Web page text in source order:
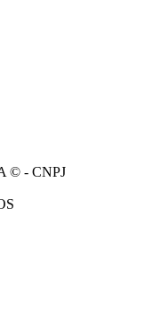
© - CNPJ